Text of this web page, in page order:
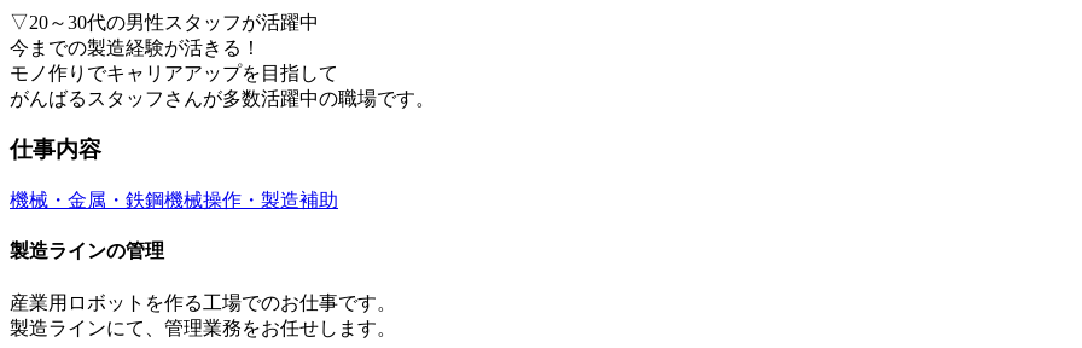
▽20～30代の男性スタッフが活躍中
今までの製造経験が活きる！
モノ作りでキャリアアップを目指して
がんばるスタッフさんが多数活躍中の職場です。
仕事内容
機械・金属・鉄鋼機械操作・製造補助
製造ラインの管理
産業用ロボットを作る工場でのお仕事です。
製造ラインにて、管理業務をお任せします。